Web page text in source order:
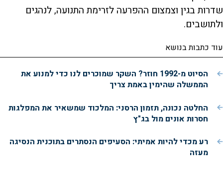
שדרות בגין וצמצום ההפרעה לזרימת התנועה, לנהגים
ולתושבים.
עוד כתבות בנושא
הסיוט מ-1992 חוזר? השקר שמוכרים לנו כדי למנוע את
הממשלה שהימין באמת צריך
החלטה נכונה, תזמון הרסני: המלכוד שמשאיר את המפלגות
חסרות אונים מול בג"ץ
רע מכדי להיות אמיתי: הסעיפים הנסתרים בתוכנית הנסיגה
מעזה